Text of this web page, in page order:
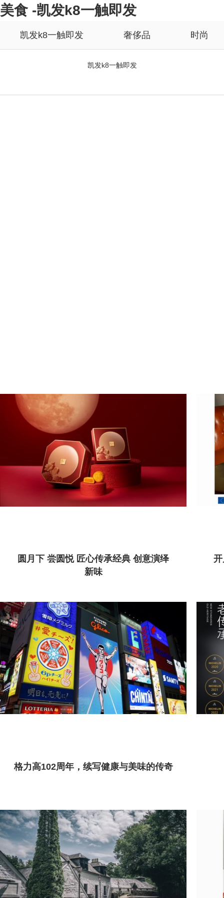
美食 -凯发k8一触即发
凯发k8一触即发 奢侈品 时尚
凯发k8一触即发
圆月下 尝圆悦 匠心传承经典 创意演绎
新味
格力高102周年，续写健康与美味的传奇